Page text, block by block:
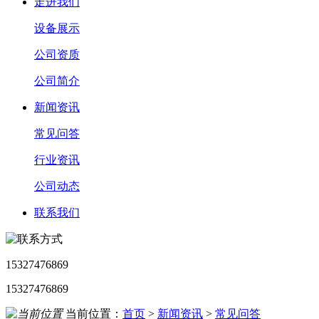
设备展示
公司资质
公司简介
新闻资讯
常见问答
行业资讯
公司动态
联系我们
15327476869
15327476869
当前位置： 首页 > 新闻资讯 > 常见问答